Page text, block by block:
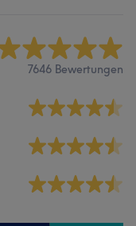
7646 Bewertungen